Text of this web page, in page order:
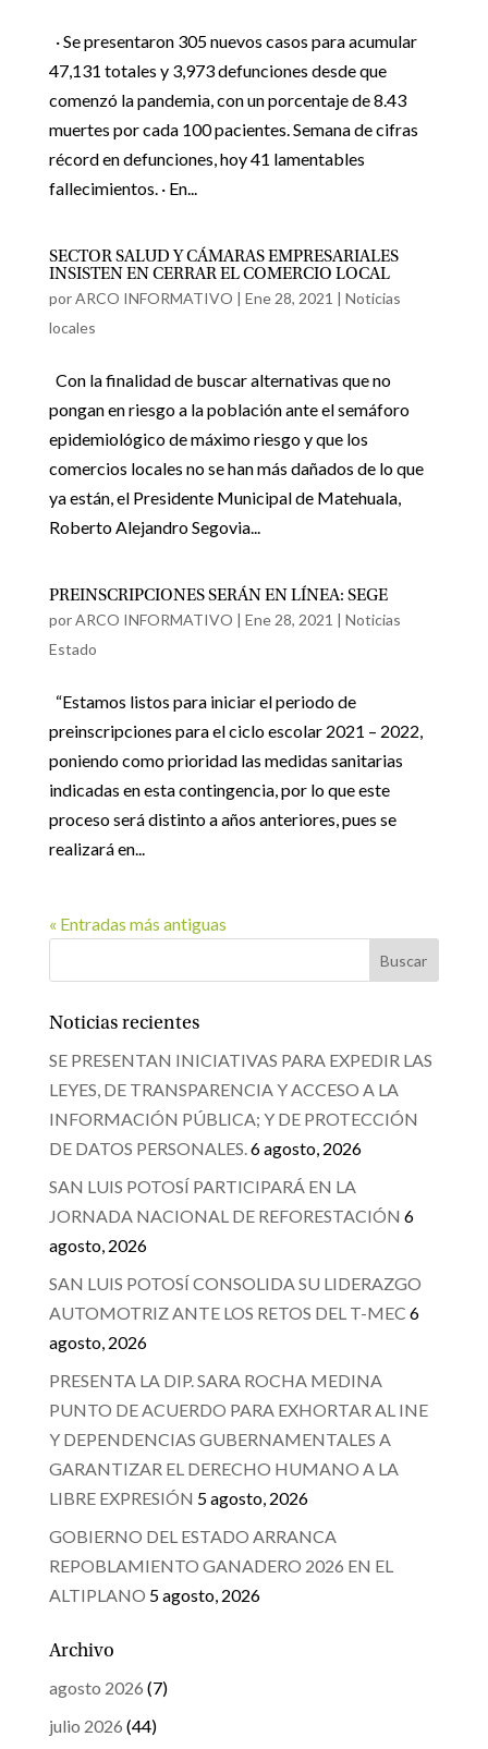
· Se presentaron 305 nuevos casos para acumular
47,131 totales y 3,973 defunciones desde que
comenzó la pandemia, con un porcentaje de 8.43
muertes por cada 100 pacientes. Semana de cifras
récord en defunciones, hoy 41 lamentables
fallecimientos. · En...
SECTOR SALUD Y CÁMARAS EMPRESARIALES
INSISTEN EN CERRAR EL COMERCIO LOCAL
porARCO INFORMATIVO | Ene 28, 2021 | Noticias
locales
Con la finalidad de buscar alternativas que no
pongan en riesgo a la población ante el semáforo
epidemiológico de máximo riesgo y que los
comercios locales no se han más dañados de lo que
ya están, el Presidente Municipal de Matehuala,
Roberto Alejandro Segovia...
PREINSCRIPCIONES SERÁN EN LÍNEA: SEGE
porARCO INFORMATIVO | Ene 28, 2021 | Noticias
Estado
“Estamos listos para iniciar el periodo de
preinscripciones para el ciclo escolar 2021 – 2022,
poniendo como prioridad las medidas sanitarias
indicadas en esta contingencia, por lo que este
proceso será distinto a años anteriores, pues se
realizará en...
« Entradas más antiguas
Noticias recientes
SE PRESENTAN INICIATIVAS PARA EXPEDIR LAS
LEYES, DE TRANSPARENCIA Y ACCESO A LA
INFORMACIÓN PÚBLICA; Y DE PROTECCIÓN
DE DATOS PERSONALES.6 agosto, 2026
SAN LUIS POTOSÍ PARTICIPARÁ EN LA
JORNADA NACIONAL DE REFORESTACIÓN 6
agosto, 2026
SAN LUIS POTOSÍ CONSOLIDA SU LIDERAZGO
AUTOMOTRIZ ANTE LOS RETOS DEL T-MEC 6
agosto, 2026
PRESENTA LA DIP. SARA ROCHA MEDINA
PUNTO DE ACUERDO PARA EXHORTAR AL INE
Y DEPENDENCIAS GUBERNAMENTALES A
GARANTIZAR EL DERECHO HUMANO A LA
LIBRE EXPRESIÓN 5 agosto, 2026
GOBIERNO DEL ESTADO ARRANCA
REPOBLAMIENTO GANADERO 2026 EN EL
ALTIPLANO 5 agosto, 2026
Archivo
agosto 2026 (7)
julio 2026 (44)